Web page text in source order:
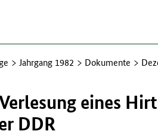
Jahrgang 1982 Dokumente
eines
DDR